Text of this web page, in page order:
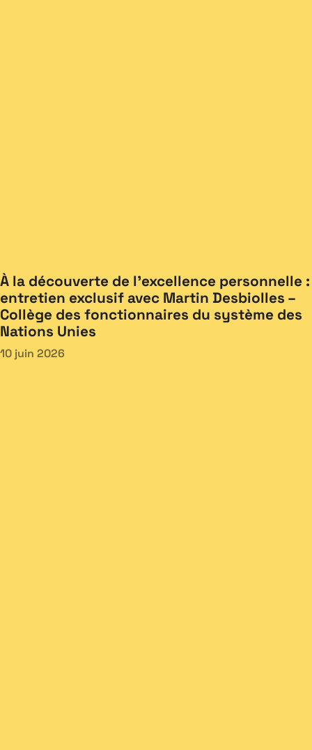
À la découverte de l’excellence personnelle :
entretien exclusif avec Martin Desbiolles –
Collège des fonctionnaires du système des
Nations Unies
10 juin 2026